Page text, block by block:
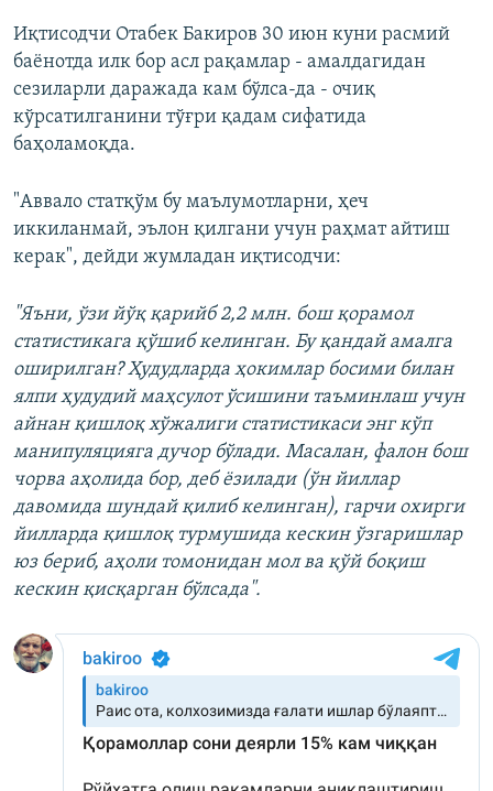
Иқтисодчи Отабек Бакиров 30 июн куни расмий
баёнотда илк бор асл рақамлар - амалдагидан
сезиларли даражада кам бўлса-да - очиқ
кўрсатилганини тўғри қадам сифатида
баҳоламоқда.
"Аввало статқўм бу маълумотларни, ҳеч
иккиланмай, эълон қилгани учун раҳмат айтиш
керак", дейди жумладан иқтисодчи:
"Яъни, ўзи йўқ қарийб 2,2 млн. бош қорамол
статистикага қўшиб келинган. Бу қандай амалга
оширилган? Ҳудудларда ҳокимлар босими билан
ялпи ҳудудий маҳсулот ўсишини таъминлаш учун
айнан қишлоқ хўжалиги статистикаси энг кўп
манипуляцияга дучор бўлади. Масалан, фалон бош
чорва аҳолида бор, деб ёзилади (ўн йиллар
давомида шундай қилиб келинган), гарчи охирги
йилларда қишлоқ турмушида кескин ўзгаришлар
юз бериб, аҳоли томонидан мол ва қўй боқиш
кескин қисқарган бўлсада".